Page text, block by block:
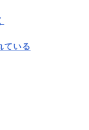
ている